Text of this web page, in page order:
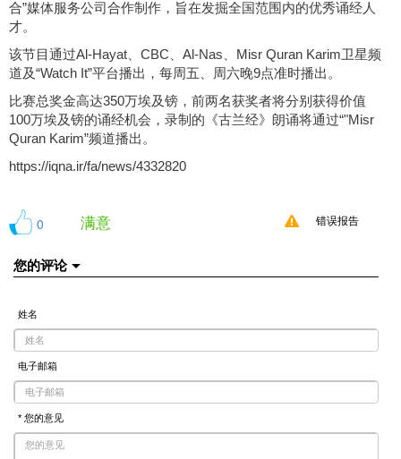
合”媒体服务公司合作制作，旨在发掘全国范围内的优秀诵经人
才。
该节目通过Al-Hayat、CBC、Al-Nas、Misr Quran Karim卫星频
道及“Watch It”平台播出，每周五、周六晚9点准时播出。
比赛总奖金高达350万埃及镑，前两名获奖者将分别获得价值
100万埃及镑的诵经机会，录制的《古兰经》朗诵将通过“"Misr
Quran Karim”频道播出。
https://iqna.ir/fa/news/4332820
0 满意 错误报告
您的评论
姓名
电子邮箱
* 您的意见